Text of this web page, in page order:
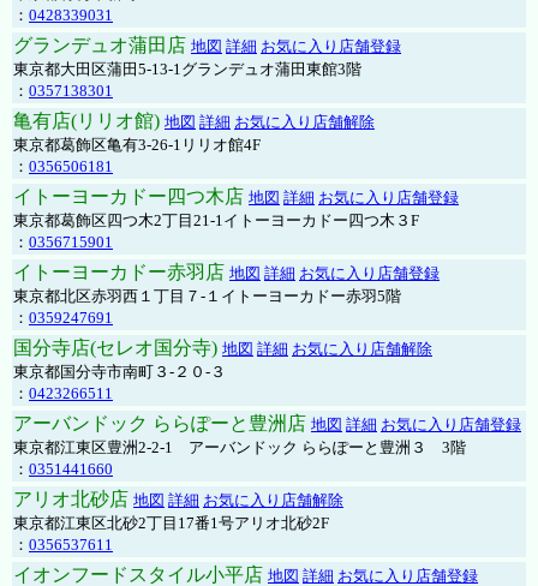
： 0428339031
グランデュオ蒲田店 地図 詳細 お気に入り店舗登録
東京都大田区蒲田5-13-1グランデュオ蒲田東館3階
： 0357138301
亀有店(リリオ館) 地図 詳細 お気に入り店舗解除
東京都葛飾区亀有3-26-1リリオ館4F
： 0356506181
イトーヨーカドー四つ木店 地図 詳細 お気に入り店舗登録
東京都葛飾区四つ木2丁目21-1イトーヨーカドー四つ木３F
： 0356715901
イトーヨーカドー赤羽店 地図 詳細 お気に入り店舗登録
東京都北区赤羽西１丁目７-１イトーヨーカドー赤羽5階
： 0359247691
国分寺店(セレオ国分寺) 地図 詳細 お気に入り店舗解除
東京都国分寺市南町３-２０-３
： 0423266511
アーバンドック ららぽーと豊洲店 地図 詳細 お気に入り店舗登録
東京都江東区豊洲2-2-1 アーバンドック ららぽーと豊洲３ 3階
： 0351441660
アリオ北砂店 地図 詳細 お気に入り店舗解除
東京都江東区北砂2丁目17番1号アリオ北砂2F
： 0356537611
イオンフードスタイル小平店 地図 詳細 お気に入り店舗登録